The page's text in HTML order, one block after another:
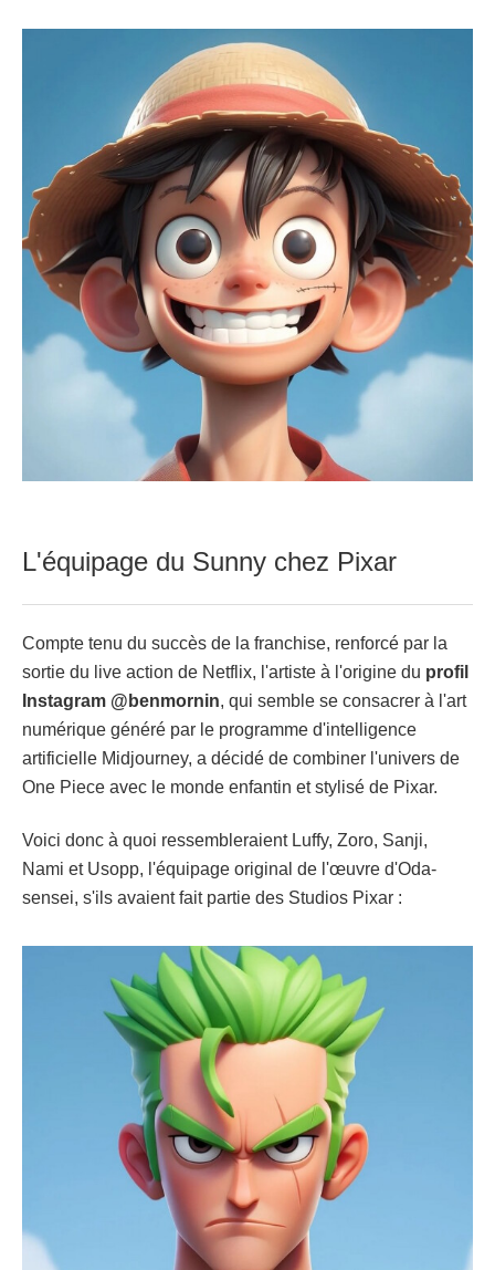
L'équipage du Sunny chez Pixar
Compte tenu du succès de la franchise, renforcé par la
sortie du live action de Netflix, l'artiste à l'origine du profil
Instagram @benmornin, qui semble se consacrer à l'art
numérique généré par le programme d'intelligence
artificielle Midjourney, a décidé de combiner l'univers de
One Piece avec le monde enfantin et stylisé de Pixar.
Voici donc à quoi ressembleraient Luffy, Zoro, Sanji,
Nami et Usopp, l'équipage original de l'œuvre d'Oda-
sensei, s'ils avaient fait partie des Studios Pixar :